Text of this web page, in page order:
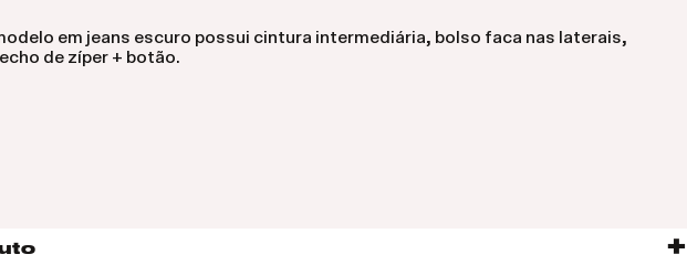
em jeans escuro possui cintura intermediária, bolso faca nas laterais,
de zíper + botão.